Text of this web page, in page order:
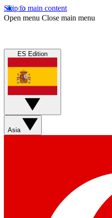
Skip to main content
Open menu Close main menu
ES Edition
Asia